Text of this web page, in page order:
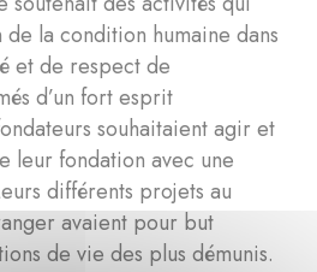
de la condition humaine dans
et de respect de
d’un fort esprit
souhaitaient agir et
leur fondation avec une
différents projets au
avaient pour but
de vie des plus démunis.